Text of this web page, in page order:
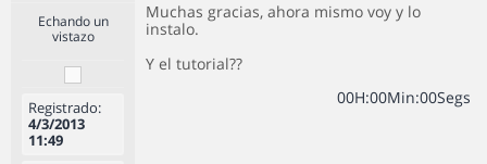
Echando un
vistazo
Registrado:
4/3/2013
11:49
Muchas gracias, ahora mismo voy y lo
instalo.
Y el tutorial??
00H:00Min:00Segs